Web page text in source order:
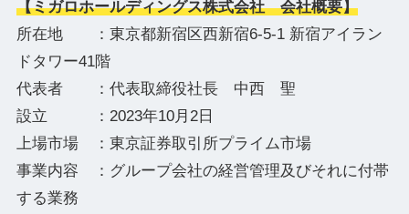
【ミガロホールディングス株式会社 会社概要】
所在地 ：東京都新宿区西新宿6-5-1 新宿アイラン
ドタワー41階
代表者 ：代表取締役社長 中西 聖
設立 ：2023年10月2日
上場市場 ：東京証券取引所プライム市場
事業内容 ：グループ会社の経営管理及びそれに付帯
する業務